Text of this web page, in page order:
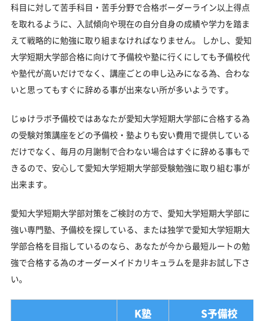
科目に対して苦手科目・苦手分野で合格ボーダーライン以上得点
を取れるように、入試傾向や現在の自分自身の成績や学力を踏ま
えて戦略的に勉強に取り組まなければなりません。 しかし、愛知
大学短期大学部合格に向けて予備校や塾に行くにしても予備校代
や塾代が高いだけでなく、講座ごとの申し込みになる為、合わな
いと思ってもすぐに辞める事が出来ない所が多いようです。
じゅけラボ予備校ではあなたが愛知大学短期大学部に合格する為
の受験対策講座をどの予備校・塾よりも安い費用で提供している
だけでなく、毎月の月謝制で合わない場合はすぐに辞める事もで
きるので、安心して愛知大学短期大学部受験勉強に取り組む事が
出来ます。
愛知大学短期大学部対策をご検討の方で、愛知大学短期大学部に
強い専門塾、予備校を探している、または独学で愛知大学短期大
学部合格を目指しているのなら、あなたが今から最短ルートの勉
強で合格する為のオーダーメイドカリキュラムを是非お試し下さ
い。
K塾 S予備校